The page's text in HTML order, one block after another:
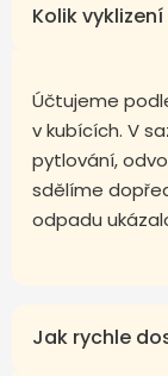
Kolik
Účtujeme
v kubících. V
pytlování,
sdělíme
odpadu
Jak rychle